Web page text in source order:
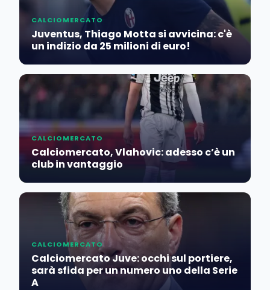
CALCIOMERCATO
Juventus, Thiago Motta si avvicina: c'è
un indizio da 25 milioni di euro!
CALCIOMERCATO
Calciomercato, Vlahovic: adesso c’è un
club in vantaggio
CALCIOMERCATO
Calciomercato Juve: occhi sul portiere,
sarà sfida per un numero uno della Serie
A